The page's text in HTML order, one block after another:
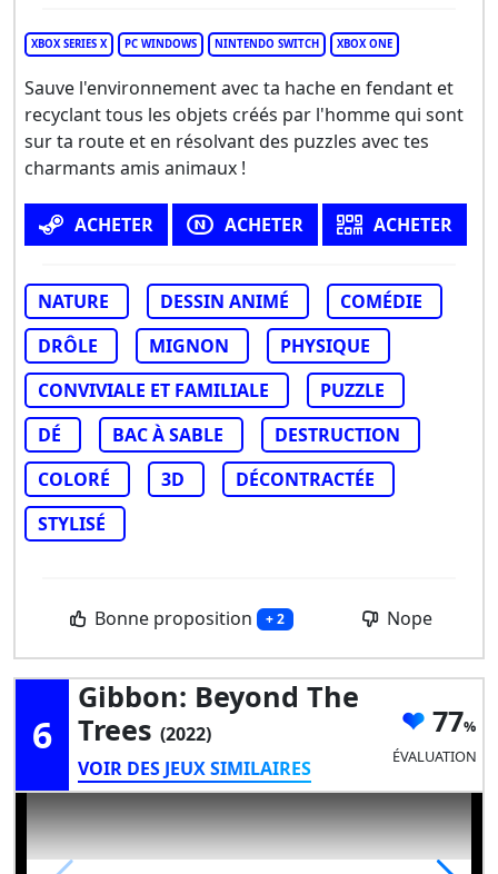
XBOX SERIES X PC WINDOWS NINTENDO SWITCH XBOX ONE
Sauve l'environnement avec ta hache en fendant et
recyclant tous les objets créés par l'homme qui sont
sur ta route et en résolvant des puzzles avec tes
charmants amis animaux !
ACHETER ACHETER ACHETER
NATURE DESSIN ANIMÉ
COMÉDIE
DRÔLE
MIGNON
PHYSIQUE
CONVIVIALE ET FAMILIALE
PUZZLE
DÉ
BAC À SABLE
DESTRUCTION
COLORÉ
3D
DÉCONTRACTÉE
STYLISÉ
Bonne proposition + 2 Nope
6
Gibbon: Beyond The
Trees (2022)
VOIR DES JEUX SIMILAIRES
77
ÉVALUATION